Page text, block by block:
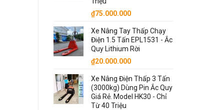
₫75.000.000
Xe Nâng Tay Thấp Chạy
Điện 1.5 Tấn EPL1531 - Ắc
Quy Lithium Rời
₫20.000.000
Xe Nâng Điện Thấp 3 Tấn
(3000kg) Dùng Pin Ắc Quy
Giá Rẻ. Model HK30 - Chỉ
Từ 40 Triệu